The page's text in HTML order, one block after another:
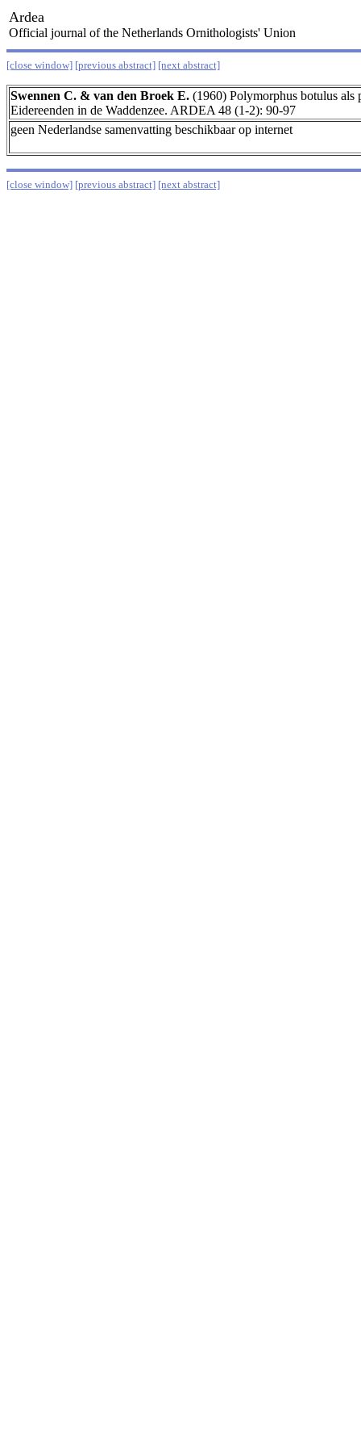
Ardea
Official journal of the Netherlands Ornithologists' Union
[close window] [previous abstract] [next abstract]
Swennen C. & van den Broek E. (1960) Polymorphus botulus als
Eidereenden in de Waddenzee. ARDEA 48 (1-2): 90-97
geen Nederlandse samenvatting beschikbaar op internet
[close window] [previous abstract] [next abstract]